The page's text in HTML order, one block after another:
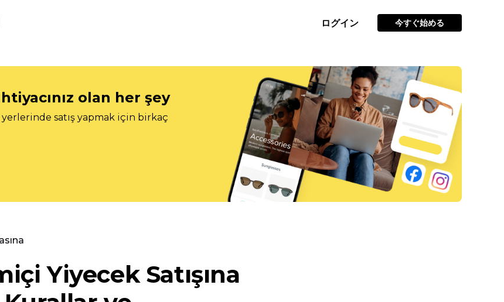
ログイン 今すぐ始める
olan her şey
satış yapmak için birkaç
Yiyecek Satışına